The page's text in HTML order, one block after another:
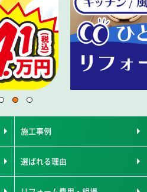
施工事例
選ばれる理由